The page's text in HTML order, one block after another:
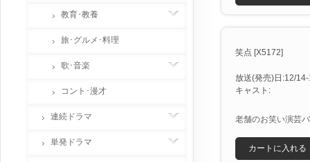
笑点 [X5172]
放送(発売)日:12/
キャスト:
老舗のお笑い演芸
カートに入れる
教育･教養
旅･グルメ･料理
歌･音楽
コント･漫才
連続ドラマ
単発ドラマ